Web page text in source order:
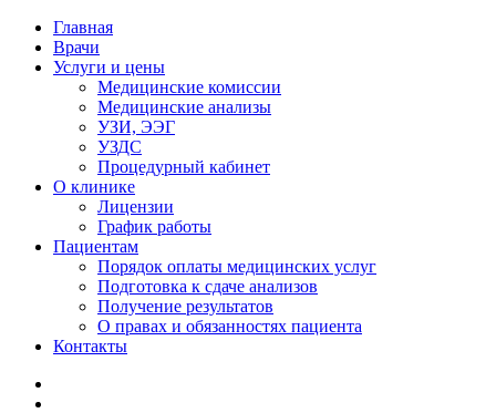
Главная
Врачи
Услуги и цены
Медицинские комиссии
Медицинские анализы
УЗИ, ЭЭГ
УЗДС
Процедурный кабинет
О клинике
Лицензии
График работы
Пациентам
Порядок оплаты медицинских услуг
Подготовка к сдаче анализов
Получение результатов
О правах и обязанностях пациента
Контакты